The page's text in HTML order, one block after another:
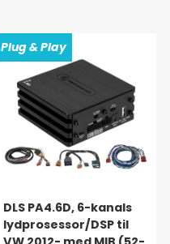
Plug & Play
DLS PA4.6D, 6-kanals
lydprosessor/DSP til